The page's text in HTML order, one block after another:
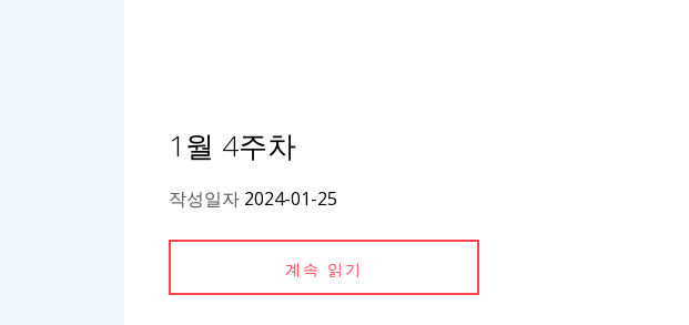
1월 4주차
작성일자 2024-01-25
계속 읽기